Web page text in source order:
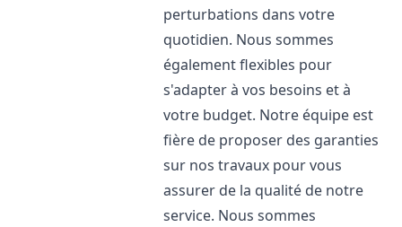
perturbations dans votre
quotidien. Nous sommes
également flexibles pour
s'adapter à vos besoins et à
votre budget. Notre équipe est
fière de proposer des garanties
sur nos travaux pour vous
assurer de la qualité de notre
service. Nous sommes